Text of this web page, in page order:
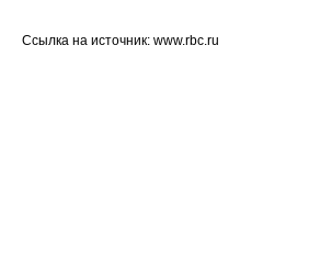
Ссылка на источник: www.rbc.ru